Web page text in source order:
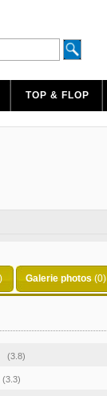
TOP & FLOP
Galerie photos (0)
(3.8)
(3.3)